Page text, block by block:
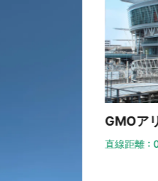
GMOアリーナさいたま